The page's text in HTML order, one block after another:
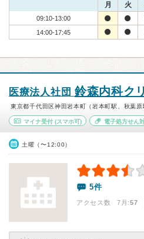
月 火
09:10-13:00
14:00-17:45
医療法人社団 鈴森内科ク
東京都千代田区神田岩本町（岩本町駅、秋葉原
マイナ受付 (スマホ可) 電子処方せん
土曜（〜12:00）
5件
アクセス数 7月:57